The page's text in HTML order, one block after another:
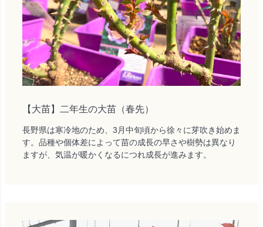
【大苗】二年生の大苗（春先）
長野県は寒冷地のため、3月中旬頃から徐々に芽吹き始めま
す。品種や個体差によって苗の成長の早さや樹勢は異なり
ますが、気温が暖かくなるにつれ成長が進みます。